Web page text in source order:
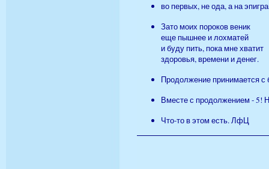
во первых, не ода, а на
Зато моих пороков веник
еще пышнее и лохматей
и буду пить, пока мне хватит
здоровья, времени и денег.
Продолжение принимается с
Вместе с продолжением - 5!
Что-то в этом есть. ЛфЦ